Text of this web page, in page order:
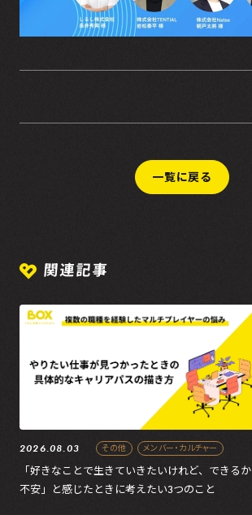
一覧に戻る
関連記事
2026.08.03 その他 メンバー・カルチャー
「好きなことで生きていきたいけれど、できるか
不安」と感じたときに考えたい3つのこと